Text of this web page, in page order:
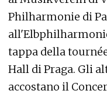
Philharmonie di
tappa della
Hall di Praga. Gli
accostano il